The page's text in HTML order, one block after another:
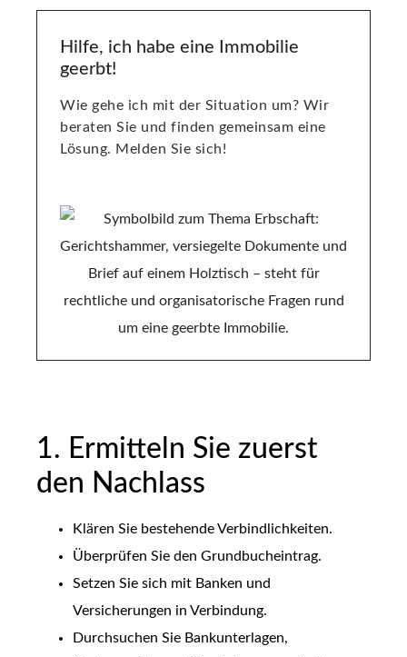
Hilfe, ich habe eine Immobilie
geerbt!
Wie gehe ich mit der Situation um? Wir
beraten Sie und finden gemeinsam eine
Lösung. Melden Sie sich!
1. Ermitteln Sie zuerst
den Nachlass
Klären Sie bestehende Verbindlichkeiten.
Überprüfen Sie den Grundbucheintrag.
Setzen Sie sich mit Banken und
Versicherungen in Verbindung.
Durchsuchen Sie Bankunterlagen,